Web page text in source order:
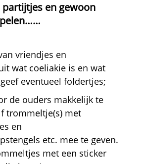
partijtjes en gewoon
vriendjes en
wat coeliakie is en wat
eventueel foldertjes;
de ouders makkelijk te
trommeltje(s) met
en
etc. mee te geven.
met een sticker